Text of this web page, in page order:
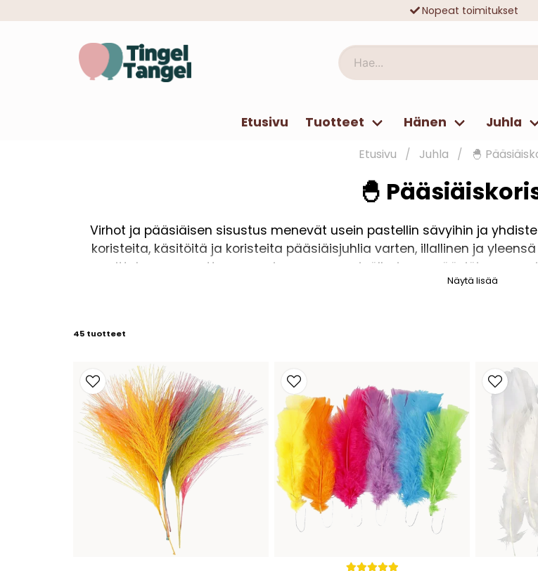
Nopeat toimitukset
Hae...
Etusivu Tuotteet Hänen Juhla
Etusivu Juhla 🐣
🐣
Virhot ja pääsiäisen sisustus menevät usein pastellin sävyihin ja
koristeita, käsitöitä ja koristeita pääsiäisjuhlia varten, illallinen ja
suosittelemme asettamaan pienen oven seinälle, jossa pääsiäispupu
pääsiäinen koostuu usein leluista ja makeisista. Pääsiäismunien
Näytä lisää
45 tuotteet